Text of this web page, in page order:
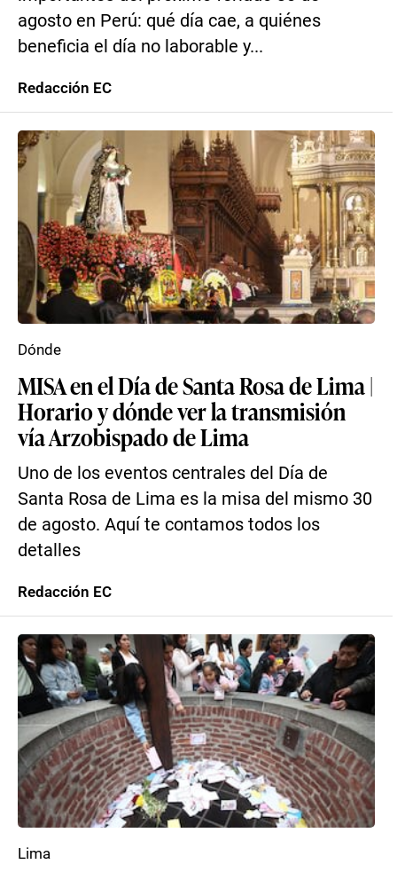
agosto en Perú: qué día cae, a quiénes
beneficia el día no laborable y...
Redacción EC
MISA en el Día de Santa Rosa de Lima |
Horario y dónde ver la transmisión
vía Arzobispado de Lima
Uno de los eventos centrales del Día de
Santa Rosa de Lima es la misa del mismo 30
de agosto. Aquí te contamos todos los
detalles
Dónde
Redacción EC
Lima